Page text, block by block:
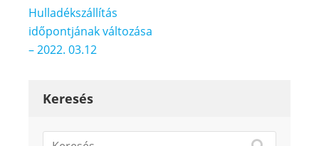
Bejegyzés
navigáció
Hulladékszállítás
időpontjának változása
– 2022. 03.12
Keresés